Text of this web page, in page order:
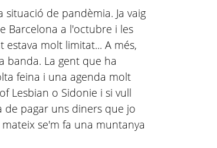
de pandèmia. Ja vaig
Barcelona a l'octubre i les
molt limitat... A més,
banda. La gent que ha
feina i una agenda molt
Lesbian o Sidonie i si vull
pagar uns diners que jo
se'm fa una muntanya